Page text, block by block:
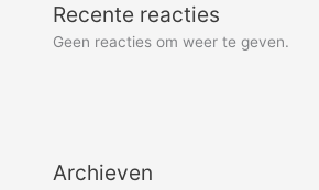
Recente reacties
Geen reacties om weer te geven.
Archieven